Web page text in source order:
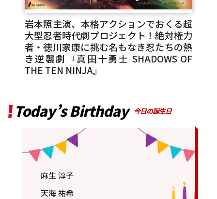
Today’s Birthday 今日の誕生日
麻生 淳子
天海 祐希
岩本照主演、本格アクションでおくる超
大型忍者時代劇プロジェクト！絶対権力
者・徳川家康に挑む名もなき忍たちの熱
き逆襲劇『真田十勇士 SHADOWS OF
THE TEN NINJA』